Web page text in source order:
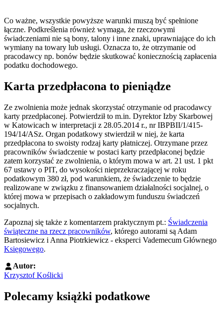
Co ważne, wszystkie powyższe warunki muszą być spełnione
łączne. Podkreślenia również wymaga, że rzeczowymi
świadczeniami nie są bony, talony i inne znaki, uprawniające do ich
wymiany na towary lub usługi. Oznacza to, że otrzymanie od
pracodawcy np. bonów będzie skutkować koniecznością zapłacenia
podatku dochodowego.
Karta przedpłacona to pieniądze
Ze zwolnienia może jednak skorzystać otrzymanie od pracodawcy
karty przedpłaconej. Potwierdził to m.in. Dyrektor Izby Skarbowej
w Katowicach w interpretacji z 28.05.2014 r., nr IBPBII/1/415-
194/14/ASz. Organ podatkowy stwierdził w niej, że karta
przedpłacona to swoisty rodzaj karty płatniczej. Otrzymane przez
pracowników świadczenie w postaci karty przedpłaconej będzie
zatem korzystać ze zwolnienia, o którym mowa w art. 21 ust. 1 pkt
67 ustawy o PIT, do wysokości nieprzekraczającej w roku
podatkowym 380 zł, pod warunkiem, że świadczenie to będzie
realizowane w związku z finansowaniem działalności socjalnej, o
której mowa w przepisach o zakładowym funduszu świadczeń
socjalnych.
Zapoznaj się także z komentarzem praktycznym pt.: Świadczenia
świąteczne na rzecz pracowników, którego autorami są Adam
Bartosiewicz i Anna Piotrkiewicz - eksperci Vademecum Głównego
Księgowego.
Autor:
Krzysztof Koślicki
Polecamy książki podatkowe